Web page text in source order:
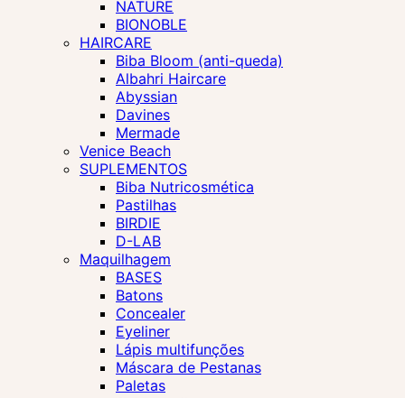
NATURE
BIONOBLE
HAIRCARE
Biba Bloom (anti-queda)
Albahri Haircare
Abyssian
Davines
Mermade
Venice Beach
SUPLEMENTOS
Biba Nutricosmética
Pastilhas
BIRDIE
D-LAB
Maquilhagem
BASES
Batons
Concealer
Eyeliner
Lápis multifunções
Máscara de Pestanas
Paletas